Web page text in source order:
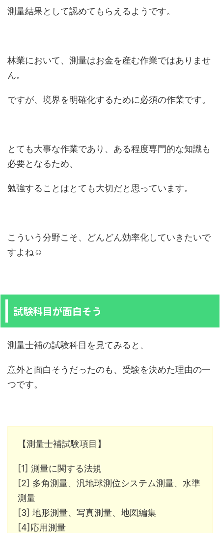
測量結果として認めてもらえるようです。
林業において、測量はお金を産む作業ではありませ
ん。
ですが、境界を明確化するために必須の作業です。
とても大事な作業であり、ある程度専門的な知識も
必要となるため、
勉強することはとても大切だと思っています。
こういう分野こそ、どんどん効率化していきたいで
すよね☺️
試験科目が面白そう
測量士補の試験科目を見てみると、
意外と面白そうだったのも、受験を決めた理由の一
つです。
【測量士補試験項目】
[1] 測量に関する法規
[2] 多角測量、汎地球測位システム測量、水準
測量
[3] 地形測量、写真測量、地図編集
[4]応用測量